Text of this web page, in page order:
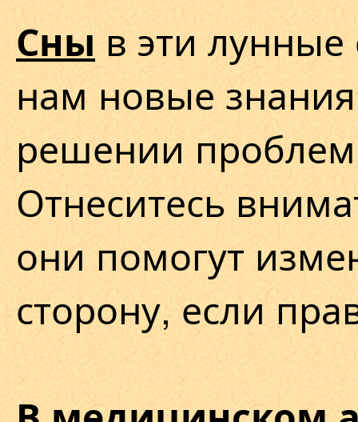
Сны в эти лунные
нам новые
решении
Отнеситесь
они помогут
сторону, если